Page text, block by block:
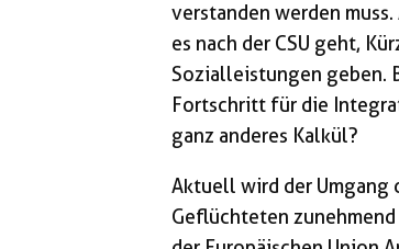
verstanden werden
es nach der CSU geht,
Sozialleistungen geben.
Fortschritt für die
ganz anderes Kalkül?
Aktuell wird der Umgang
Geflüchteten